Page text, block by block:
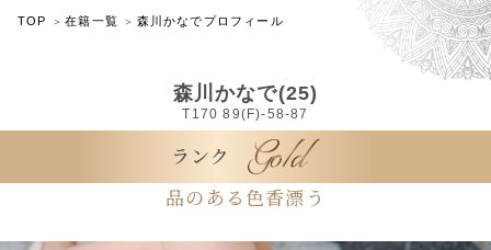
TOP 在籍一覧 森川かなでプロフィール
森川かなで(25)
T170 89(F)-58-87
ランク
品のある色香漂う